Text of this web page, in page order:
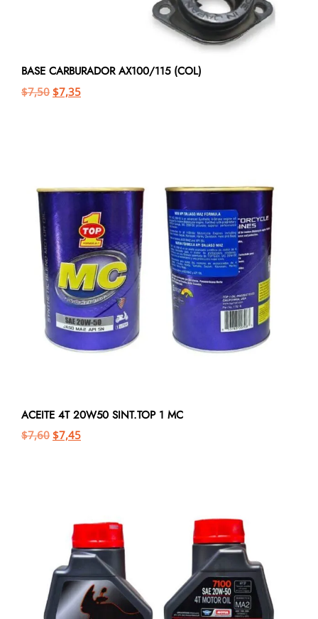
BASE CARBURADOR AX100/115 (COL)
$7,50 $7,35
ACEITE 4T 20W50 SINT.TOP 1 MC
$7,60 $7,45